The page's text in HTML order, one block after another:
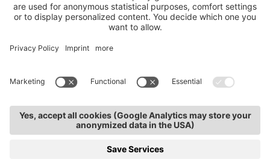
Impressum
Privacy